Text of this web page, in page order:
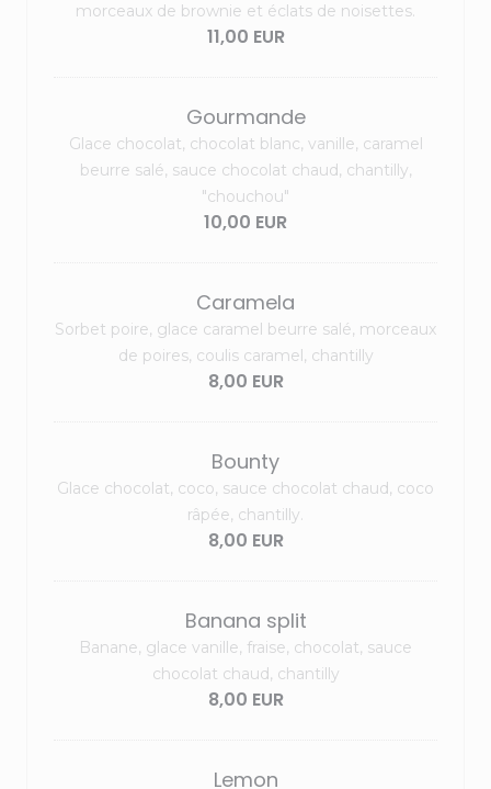
morceaux de brownie et éclats de noisettes.
11,00 EUR
Gourmande
Glace chocolat, chocolat blanc, vanille, caramel
beurre salé, sauce chocolat chaud, chantilly,
"chouchou"
10,00 EUR
Caramela
Sorbet poire, glace caramel beurre salé, morceaux
de poires, coulis caramel, chantilly
8,00 EUR
Bounty
Glace chocolat, coco, sauce chocolat chaud, coco
râpée, chantilly.
8,00 EUR
Banana split
Banane, glace vanille, fraise, chocolat, sauce
chocolat chaud, chantilly
8,00 EUR
Lemon